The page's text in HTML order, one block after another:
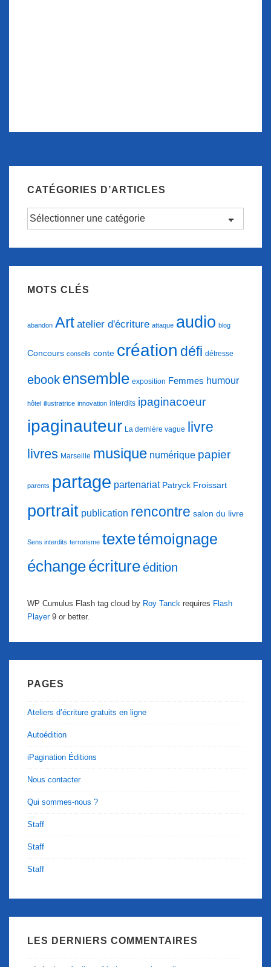
CATÉGORIES D’ARTICLES
Catégories
MOTS CLÉS
abandon Art atelier d'écriture attaque audio blog
Concours conseils conte création défi détresse
ebook ensemble exposition Femmes humour
hôtel illustratrice innovation interdits ipaginacoeur
ipaginauteur La dernière vague livre
livres Marseille musique numérique papier
parents partage partenariat Patryck Froissart
portrait publication rencontre salon du livre
Sens interdits terrorisme textetémoignage
échangeécritureédition
WP Cumulus Flash tag cloud by Roy Tanck requires Flash
Player9 or better.
PAGES
Ateliers d’écriture gratuits en ligne
Autoédition
iPagination Éditions
Nous contacter
Qui sommes-nous ?
Staff
Staff
Staff
LES DERNIERS COMMENTAIRES